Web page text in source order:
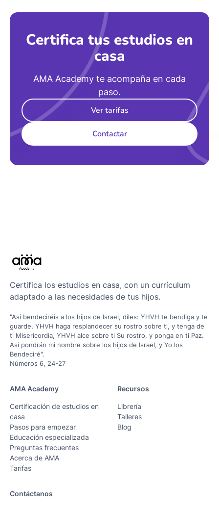
Certifica tus estudios en
casa
AMA Academy te acompaña en cada
paso.
Ver tarifas
Contactar
Certifica los estudios en casa, con un currículum
adaptado a las necesidades de tus hijos.
"Así bendeciréis a los hijos de Israel, diles: YHVH te bendiga y te
guarde, YHVH haga resplandecer su rostro sobre ti, y tenga de
ti Misericordia, YHVH alce sobre ti Su rostro, y ponga en ti Paz.
Así pondrán mi nombre sobre los hijos de Israel, y Yo los
Bendeciré".
Números 6, 24-27
AMA Academy
Certificación de estudios en
casa
Pasos para empezar
Educación especializada
Preguntas frecuentes
Acerca de AMA
Tarifas
Recursos
Librería
Talleres
Blog
Contáctanos